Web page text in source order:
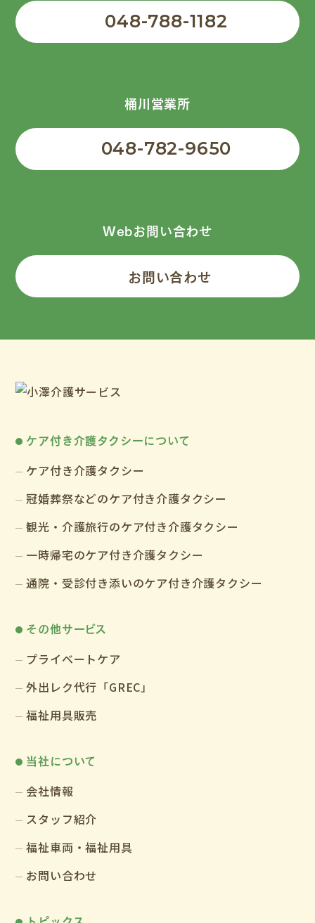
048-788-1182
桶川営業所
048-782-9650
Webお問い合わせ
お問い合わせ
ケア付き介護タクシーについて
ケア付き介護タクシー
冠婚葬祭などのケア付き介護タクシー
観光・介護旅行のケア付き介護タクシー
一時帰宅のケア付き介護タクシー
通院・受診付き添いのケア付き介護タクシー
その他サービス
プライベートケア
外出レク代行「GREC」
福祉用具販売
当社について
会社情報
スタッフ紹介
福祉車両・福祉用具
お問い合わせ